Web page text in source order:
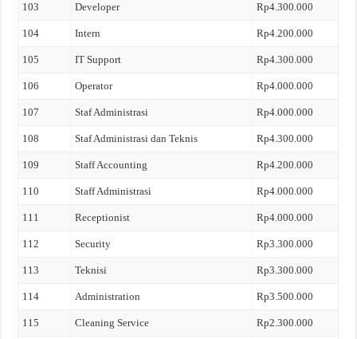
103 Developer Rp4.300.000
104 Intern Rp4.200.000
105 IT Support Rp4.300.000
106 Operator Rp4.000.000
107 Staf Administrasi Rp4.000.000
108 Staf Administrasi dan Teknis Rp4.300.000
109 Staff Accounting Rp4.200.000
110 Staff Administrasi Rp4.000.000
111 Receptionist Rp4.000.000
112 Security Rp3.300.000
113 Teknisi Rp3.300.000
114 Administration Rp3.500.000
115 Cleaning Service Rp2.300.000